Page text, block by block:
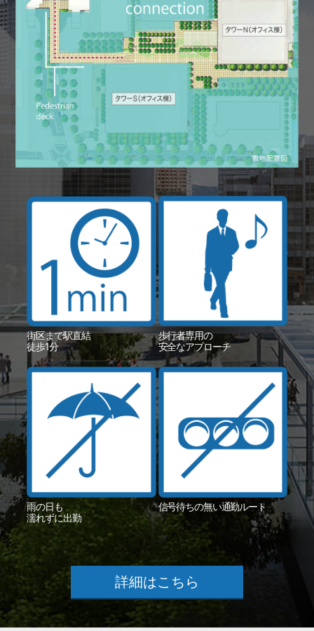
街区まで駅直結
徒歩1分
歩行者専用の
安全なアプローチ
雨の日も
濡れずに出勤
信号待ちの無い通勤ルート
詳細はこちら